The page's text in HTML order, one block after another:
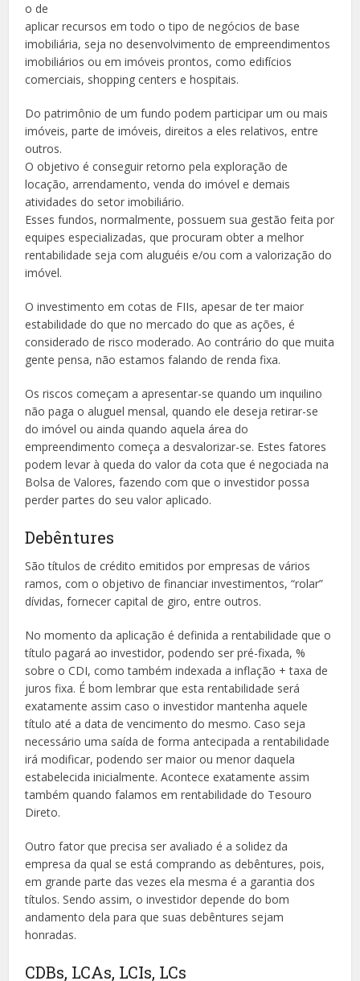
o de
aplicar recursos em todo o tipo de negócios de base
imobiliária, seja no desenvolvimento de empreendimentos
imobiliários ou em imóveis prontos, como edifícios
comerciais, shopping centers e hospitais.
Do patrimônio de um fundo podem participar um ou mais
imóveis, parte de imóveis, direitos a eles relativos, entre
outros.
O objetivo é conseguir retorno pela exploração de
locação, arrendamento, venda do imóvel e demais
atividades do setor imobiliário.
Esses fundos, normalmente, possuem sua gestão feita por
equipes especializadas, que procuram obter a melhor
rentabilidade seja com aluguéis e/ou com a valorização do
imóvel.
O investimento em cotas de FIIs, apesar de ter maior
estabilidade do que no mercado do que as ações, é
considerado de risco moderado. Ao contrário do que muita
gente pensa, não estamos falando de renda fixa.
Os riscos começam a apresentar-se quando um inquilino
não paga o aluguel mensal, quando ele deseja retirar-se
do imóvel ou ainda quando aquela área do
empreendimento começa a desvalorizar-se. Estes fatores
podem levar à queda do valor da cota que é negociada na
Bolsa de Valores, fazendo com que o investidor possa
perder partes do seu valor aplicado.
Debêntures
São títulos de crédito emitidos por empresas de vários
ramos, com o objetivo de financiar investimentos, “rolar”
dívidas, fornecer capital de giro, entre outros.
No momento da aplicação é definida a rentabilidade que o
título pagará ao investidor, podendo ser pré-fixada, %
sobre o CDI, como também indexada a inflação + taxa de
juros fixa. É bom lembrar que esta rentabilidade será
exatamente assim caso o investidor mantenha aquele
título até a data de vencimento do mesmo. Caso seja
necessário uma saída de forma antecipada a rentabilidade
irá modificar, podendo ser maior ou menor daquela
estabelecida inicialmente. Acontece exatamente assim
também quando falamos em rentabilidade do Tesouro
Direto.
Outro fator que precisa ser avaliado é a solidez da
empresa da qual se está comprando as debêntures, pois,
em grande parte das vezes ela mesma é a garantia dos
títulos. Sendo assim, o investidor depende do bom
andamento dela para que suas debêntures sejam
honradas.
CDBs, LCAs, LCIs, LCs